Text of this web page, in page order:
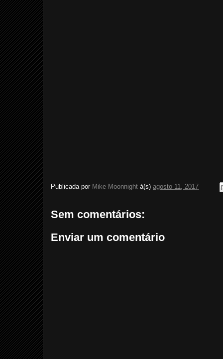
Publicada por Mike Moonnight à(s) agosto 11, 2017
Sem comentários:
Enviar um comentário